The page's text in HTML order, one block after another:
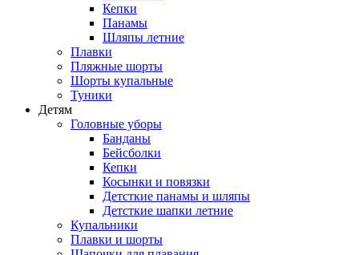
Кепки
Панамы
Шляпы летние
Плавки
Пляжные шорты
Шорты купальные
Туники
Детям
Головные уборы
Банданы
Бейсболки
Кепки
Косынки и повязки
Детсткие панамы и шляпы
Детсткие шапки летние
Купальники
Плавки и шорты